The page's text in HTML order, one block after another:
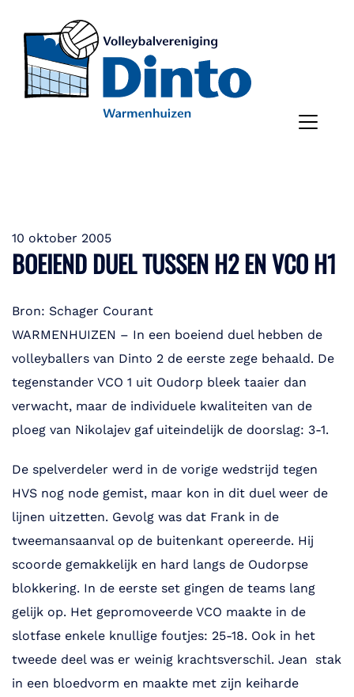
10 oktober 2005
BOEIEND DUEL TUSSEN H2 EN VCO H1
Bron: Schager Courant
WARMENHUIZEN – In een boeiend duel hebben de
volleyballers van Dinto 2 de eerste zege behaald. De
tegenstander VCO 1 uit Oudorp bleek taaier dan
verwacht, maar de individuele kwaliteiten van de
ploeg van Nikolajev gaf uiteindelijk de doorslag: 3-1.
De spelverdeler werd in de vorige wedstrijd tegen
HVS nog node gemist, maar kon in dit duel weer de
lijnen uitzetten. Gevolg was dat Frank in de
tweemansaanval op de buitenkant opereerde. Hij
scoorde gemakkelijk en hard langs de Oudorpse
blokkering. In de eerste set gingen de teams lang
gelijk op. Het gepromoveerde VCO maakte in de
slotfase enkele knullige foutjes: 25-18. Ook in het
tweede deel was er weinig krachtsverschil. Jean stak
in een bloedvorm en maakte met zijn keiharde